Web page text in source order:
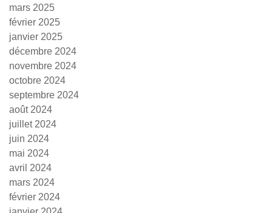
mars 2025
février 2025
janvier 2025
décembre 2024
novembre 2024
octobre 2024
septembre 2024
août 2024
juillet 2024
juin 2024
mai 2024
avril 2024
mars 2024
février 2024